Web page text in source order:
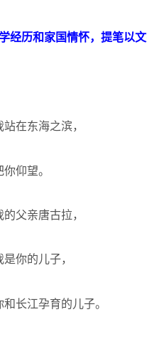
经历和家国情怀，提笔以
站在东海之滨，
你仰望。
的父亲唐古拉，
是你的儿子，
和长江孕育的儿子。